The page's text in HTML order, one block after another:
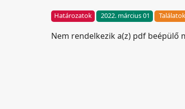
Határozatok 2022. március 01
Nem rendelkezik a(z) pdf beépülő